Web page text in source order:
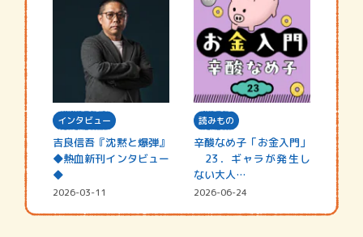
インタビュー
吉良信吾『沈黙と爆弾』
◆熱血新刊インタビュー
◆
2026-03-11
読みもの
辛酸なめ子「お金入門」
23．ギャラが発生し
ない大人…
2026-06-24